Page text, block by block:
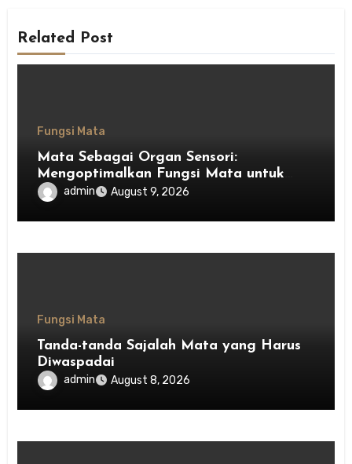
Related Post
Fungsi Mata
Mata Sebagai Organ Sensori:
Mengoptimalkan Fungsi Mata untuk
Kesehatan Optimal
admin August 9, 2026
Fungsi Mata
Tanda-tanda Sajalah Mata yang Harus
Diwaspadai
admin August 8, 2026